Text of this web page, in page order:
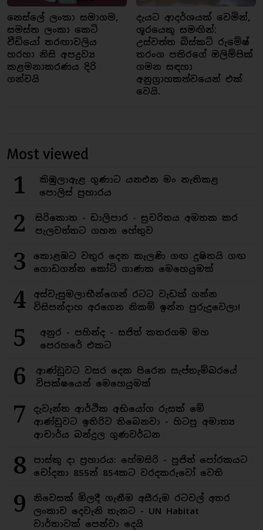
නෙස්ලේ ලංකා සමාගම,
සමස්ත ලංකා කෙටි
වීඩියෝ තරඟාවලිය
හරහා නිසි අපද්‍රව්‍ය
කළමනාකරණය දිරි
ගන්වයි
දැයට ආදර්ශයක් වෙමින්,
ශූරයෙකු සමඟින්:
උස්වත්ත බිස්කට් රුමේෂ්
තරංග පතිරගේ ඔලිම්පික්
ගමන සඳහා
අනුග්‍රාහකත්වයෙන් එක්
වෙයි.
Most viewed
1
කිඹුලාඇළ ගුණාට යනඑන මං නැතිකළ
පොලිස් ප්‍රහාරය
2
සිරිකොත - ඩාලිපාර - සුචරිතය අමතක කර
පැලවත්තට ගහන හේතුව
3
කොළඹට වතුර දෙන කැලණි ගඟ දුෂිතයි ගඟ
ගොඩගන්න කෝටි ගාණක මෙහෙයුමක්
4
අස්වැසුමලාභීන්ගෙන් රටට වැඩක් ගන්න
විසිපන්දාහ අරගෙන නිකම් ඉන්න පුරුදුවෙලා!
5
අනුර - පහින්ද - සජිත් කතරගම මහ
පෙරහරේ එකට
6
ආණ්ඩුවට වසර දෙක පිරෙන සැප්තැම්බරයේ
විපක්ෂයෙන් මෙහෙයුමක්
7
දැවැන්ත ආර්ථික අභියෝග රුසක් මේ
ආණ්ඩුවට ඉතිරිව තිබෙනවා - හිටපු අමාත්‍ය
ආචාර්ය බන්දුල ගුණවර්ධන
8
පාස්කු දා ප්‍රහාරය: හේමසිරි - පූජිත් පෝරකයට
චෝදනා 855න් 854කට වරදකරුවෝ වෙති
9
නිවෙසක් මිලදී ගැනීම අසීරුම රටවල් අතර
ලංකාව දෙවැනි තැනට - UN Habitat
වාර්තාවක් පෙන්වා දෙයි